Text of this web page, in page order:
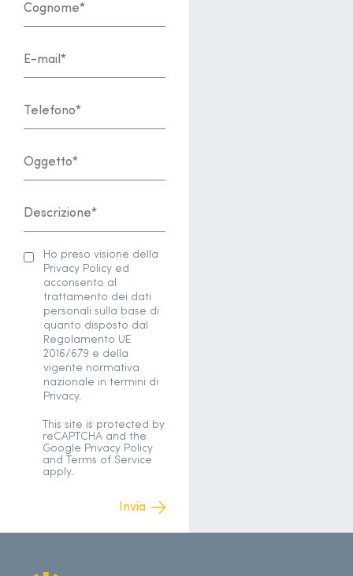
Ho preso visione della
Privacy Policy ed
acconsento al
trattamento dei dati
personali sulla base di
quanto disposto dal
Regolamento UE
2016/679 e della
vigente normativa
nazionale in termini di
Privacy.
This site is protected by
reCAPTCHA and the
Google Privacy Policy
and Terms of Service
apply.